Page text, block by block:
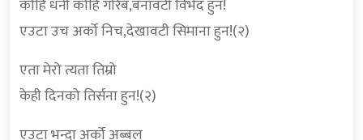
कोहि धनी कोहि गरिब,बनावटी विभेद हुन!
एउटा उच अर्को निच,देखावटी सिमाना हुन!(२)
एता मेरो त्यता तिम्रो
केही दिनको तिर्सना हुन!(२)
एउटा भन्दा अर्को अब्बल